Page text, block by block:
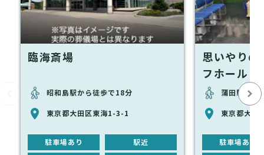
臨海斎場
昭和島駅から徒歩で18分
東京都大田区東海1-3-1
駐車場あり 駅近
思いやりの
フホール
蒲田駅から
東京都大田
駐車場あり